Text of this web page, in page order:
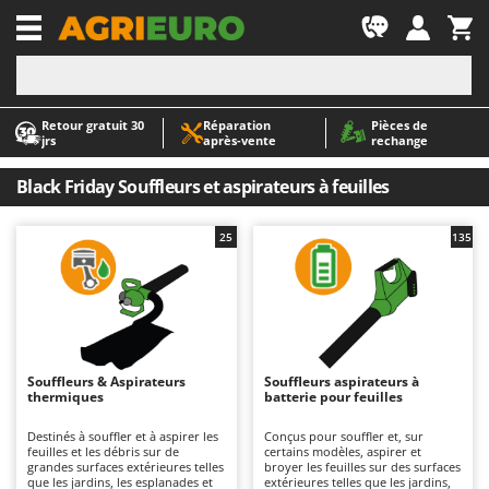
Retour gratuit 30
jrs
Réparation
après‑vente
Pièces de
rechange
-1
A
Abris de jardin
Accessoires pour tracteurs tondeuses autoportés
Aérateurs Scarificateurs pour gazon
Arracheuses de pommes de terre pour tracteur
Aspirateurs - Balais Électriques
Aspirateurs à cendres
Aspirateurs à feuilles sur roues
Aspirateurs de piscine
Aspirateurs Multifonctions
Atomiseurs agricoles pour tracteurs
Atomiseurs pour traitements
A
AgriEuro Premium
AgriEuro TOP-LINE
AGT
Aima
AL-KO
ALA 2000
Alce
Alpina
Ama
Black Friday Souffleurs et aspirateurs à feuilles
Souffleurs & Aspirateurs
thermiques
Destinés à souffler et à aspirer les
feuilles et les débris sur de
grandes surfaces extérieures telles
que les jardins, les esplanades et
25
Souffleurs aspirateurs à
batterie pour feuilles
Conçus pour souffler et, sur
certains modèles, aspirer et
broyer les feuilles sur des surfaces
extérieures telles que les jardins,
135